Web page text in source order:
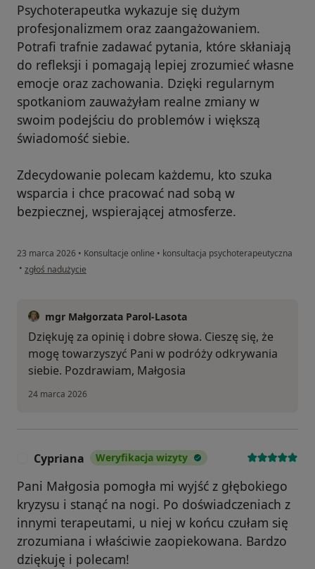
Psychoterapeutka wykazuje się dużym
profesjonalizmem oraz zaangażowaniem.
Potrafi trafnie zadawać pytania, które skłaniają
do refleksji i pomagają lepiej zrozumieć własne
emocje oraz zachowania. Dzięki regularnym
spotkaniom zauważyłam realne zmiany w
swoim podejściu do problemów i większą
świadomość siebie.
Zdecydowanie polecam każdemu, kto szuka
wsparcia i chce pracować nad sobą w
bezpiecznej, wspierającej atmosferze.
23 marca 2026 • Konsultacje online • konsultacja psychoterapeutyczna
• w opinii użytkownika M.F.
zgłoś nadużycie
mgr Małgorzata Parol-Lasota
Dziękuję za opinię i dobre słowa. Cieszę się, że
mogę towarzyszyć Pani w podróży odkrywania
siebie. Pozdrawiam, Małgosia
24 marca 2026
Cypriana Weryfikacja wizyty
Pani Małgosia pomogła mi wyjść z głębokiego
kryzysu i stanąć na nogi. Po doświadczeniach z
innymi terapeutami, u niej w końcu czułam się
zrozumiana i właściwie zaopiekowana. Bardzo
dziękuję i polecam!